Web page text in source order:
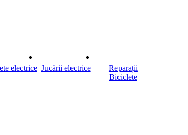
electrice Jucării electrice
Reparații
Biciclete